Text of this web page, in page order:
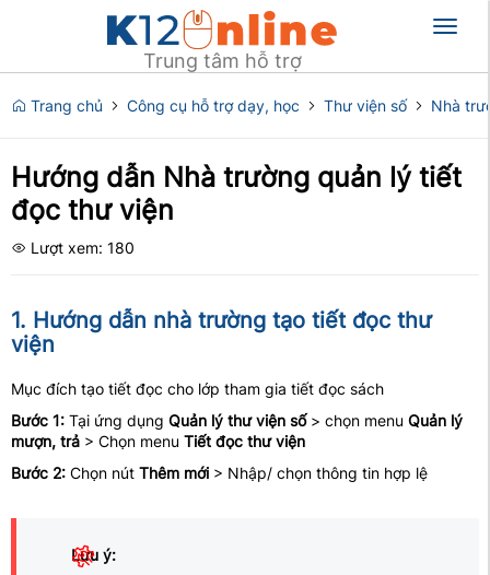
Trung tâm hỗ trợ
Trang chủ Công cụ hỗ trợ dạy, học Thư viện số Nhà
Hướng dẫn Nhà trường quản lý tiết
đọc thư viện
Lượt xem: 180
1. Hướng dẫn nhà trường tạo tiết đọc thư
viện
Mục đích tạo tiết đọc cho lớp tham gia tiết đọc sách
Bước 1: Tại ứng dụng Quản lý thư viện số> chọn menu Quản lý
mượn, trả > Chọn menu Tiết đọc thư viện
Bước 2: Chọn nút Thêm mới > Nhập/ chọn thông tin hợp lệ
Lưu ý: